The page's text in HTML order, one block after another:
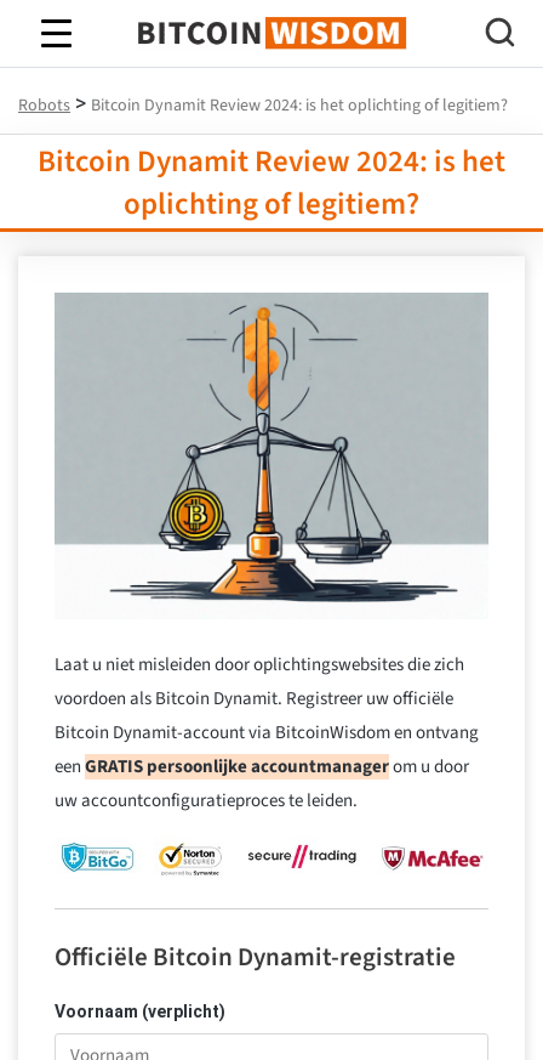
Bitcoin-wijsheid
Robots > Bitcoin Dynamit Review 2024: is het oplichting of legitiem?
Bitcoin Dynamit Review 2024: is het
oplichting of legitiem?
Laat u niet misleiden door oplichtingswebsites die zich
voordoen als Bitcoin Dynamit. Registreer uw officiële
Bitcoin Dynamit-account via BitcoinWisdom en ontvang
eenGRATIS persoonlijke accountmanagerom u door
uw accountconfiguratieproces te leiden.
Officiële Bitcoin Dynamit-registratie
Voornaam (verplicht)